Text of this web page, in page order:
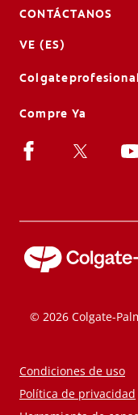
CONTÁCTANOS
VE (ES)
Compre Ya
© 2026 Colgate-
Condiciones de uso
Política de privacidad